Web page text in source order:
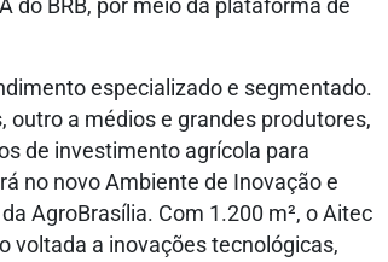
do BRB, por meio da plataforma de
especializado e segmentado.
a médios e grandes produtores,
de investimento agrícola para
no novo Ambiente de Inovação e
AgroBrasília. Com 1.200 m², o Aitec
voltada a inovações tecnológicas,